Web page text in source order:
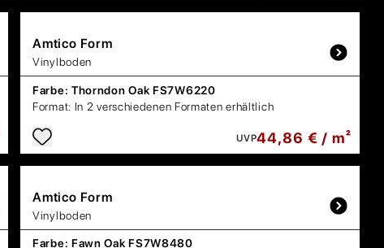
Amtico Form
Vinylboden
Farbe: Thorndon Oak FS7W6220
Format: In 2 verschiedenen Formaten erhältlich
UVP44,86 € / m²
Amtico Form
Vinylboden
Farbe: Fawn Oak FS7W8480